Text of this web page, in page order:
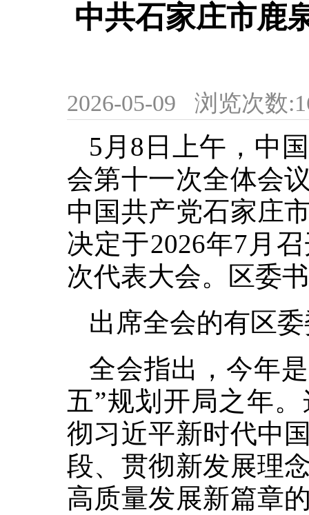
中共石家庄市鹿
2026-05-09 浏览次数:
5月8日上午，中
会第十一次全体会
中国共产党石家庄
决定于2026年7月
次代表大会。区委
出席全会的有区
全会指出，今年
五”规划开局之年
彻习近平新时代中
段、贯彻新发展理
高质量发展新篇章